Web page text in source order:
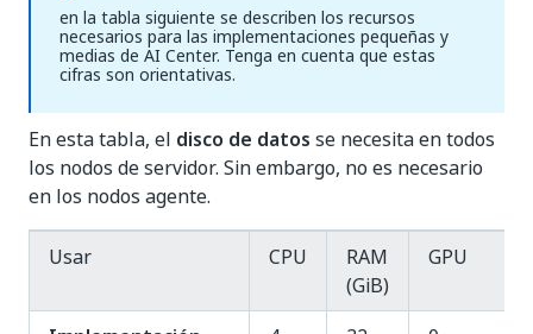
en la tabla siguiente se describen los recursos
necesarios para las implementaciones pequeñas y
medias de AI Center. Tenga en cuenta que estas
cifras son orientativas.
En esta tabla, el disco de datos se necesita en todos
los nodos de servidor. Sin embargo, no es necesario
en los nodos agente.
Usar CPU
RAM
(GiB)
GPU